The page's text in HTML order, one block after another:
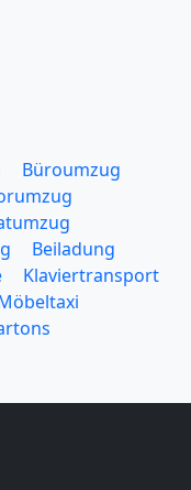
Büroumzug
Beiladung
Klaviertransport